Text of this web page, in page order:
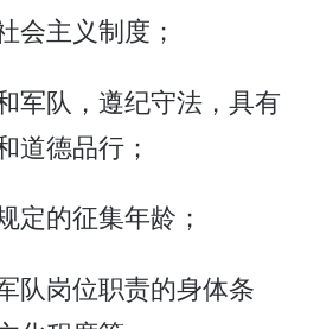
会主义制度；
军队，遵纪守法，具有
道德品行；
定的征集年龄；
队岗位职责的身体条